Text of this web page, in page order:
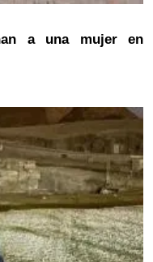
a una mujer en